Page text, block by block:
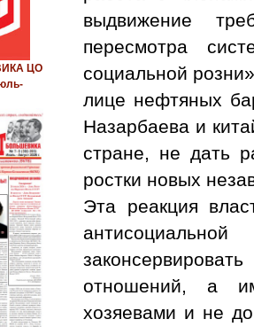
выдвижение
пересмотра
социальной
лице нефтяных
Назарбаева и
стране, не дать
ростки новых
Эта реакция
отношений, а
хозяевами и не
ЦО